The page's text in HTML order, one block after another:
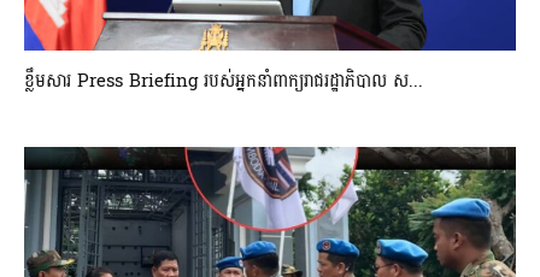
ខ្លឹមសារ Press Briefing របស់អ្នកនាំពាក្យរាជរដ្ឋាភិបាល ស...